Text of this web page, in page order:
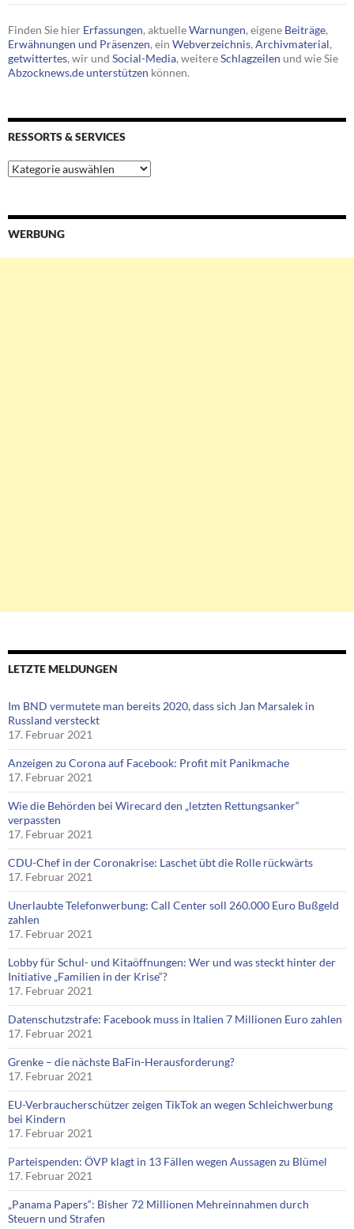
Finden Sie hier Erfassungen, aktuelleWarnungen, eigene Beiträge,
Erwähnungen und Präsenzen, ein Webverzeichnis, Archivmaterial,
getwittertes, wir und Social-Media, weitereSchlagzeilen und wie Sie
Abzocknews.de unterstützen können.
RESSORTS & SERVICES
Ressorts
&
WERBUNG
LETZTE MELDUNGEN
Im BND vermutete man bereits 2020, dass sich Jan Marsalek in
Russland versteckt
17. Februar 2021
Anzeigen zu Corona auf Facebook: Profit mit Panikmache
17. Februar 2021
Wie die Behörden bei Wirecard den „letzten Rettungsanker“
verpassten
17. Februar 2021
CDU-Chef in der Coronakrise: Laschet übt die Rolle rückwärts
17. Februar 2021
Unerlaubte Telefonwerbung: Call Center soll 260.000 Euro Bußgeld
zahlen
17. Februar 2021
Lobby für Schul- und Kitaöffnungen: Wer und was steckt hinter der
Initiative „Familien in der Krise“?
17. Februar 2021
Datenschutzstrafe: Facebook muss in Italien 7 Millionen Euro zahlen
17. Februar 2021
Grenke – die nächste BaFin-Herausforderung?
17. Februar 2021
EU-Verbraucherschützer zeigen TikTok an wegen Schleichwerbung
bei Kindern
17. Februar 2021
Parteispenden: ÖVP klagt in 13 Fällen wegen Aussagen zu Blümel
17. Februar 2021
„Panama Papers“: Bisher 72 Millionen Mehreinnahmen durch
Steuern und Strafen